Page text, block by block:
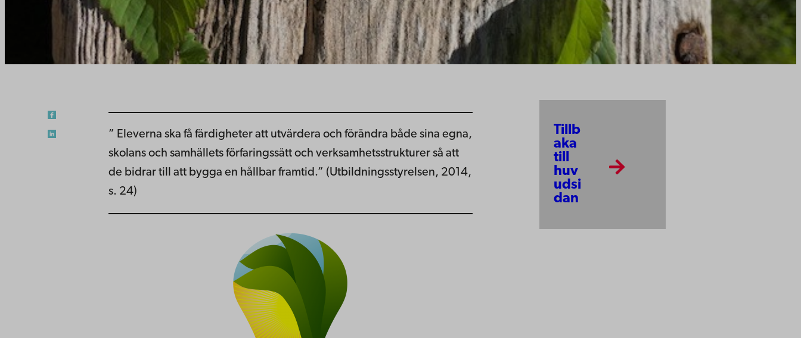
” Eleverna ska få färdigheter att utvärdera och förändra både sina egna,
skolans och samhällets förfaringssätt och verksamhetsstrukturer så att
de bidrar till att bygga en hållbar framtid.” (Utbildningsstyrelsen, 2014,
s. 24)
Tillb
aka
till
huv
udsi
dan